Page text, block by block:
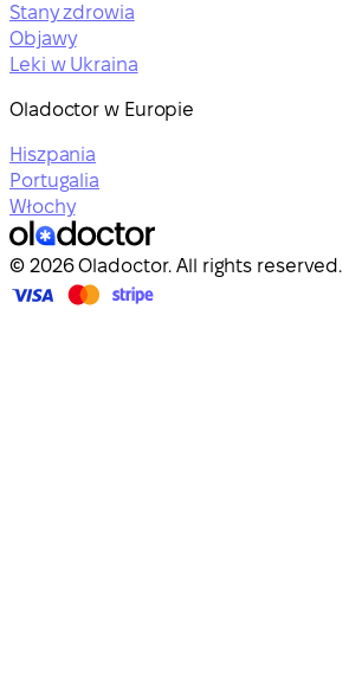
Stany zdrowia
Objawy
Leki w Ukraina
Oladoctor w Europie
Hiszpania
Portugalia
Włochy
© 2026 Oladoctor. All rights reserved.